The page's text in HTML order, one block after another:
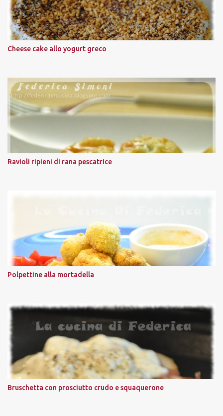
Cheese cake allo yogurt greco
Ravioli ripieni di rana pescatrice
Polpettine alla mortadella
Bruschetta con prosciutto crudo e squaquerone